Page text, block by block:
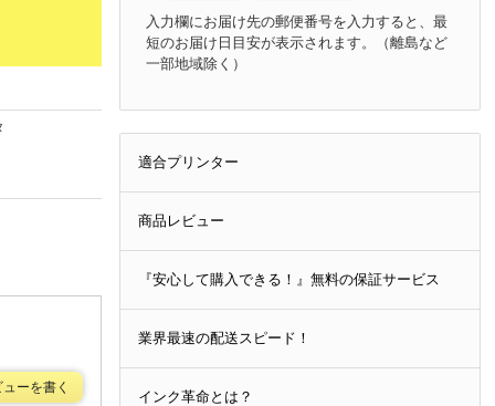
入力欄にお届け先の郵便番号を入力すると、最
短のお届け日目安が表示されます。
（離島など
一部地域除く）
適合プリンター
商品レビュー
『安心して購入できる！』無料の保証サービス
業界最速の配送スピード！
インク革命とは？
ンペーンの詳細はこちら
ーを書く